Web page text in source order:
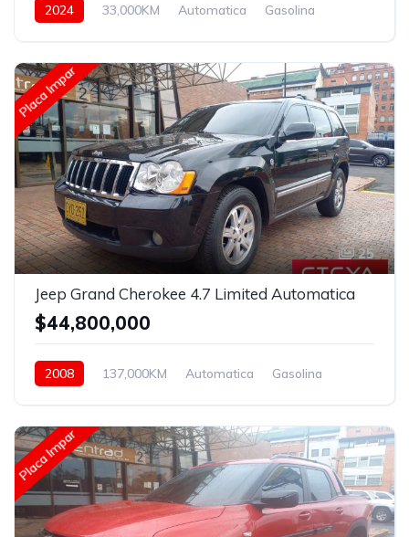
2024 33,000KM Automatica
Gasolina
Placa Impar
25
Jeep Grand Cherokee 4.7 Limited Automatica
$44,800,000
2008 137,000KM Automatica
Gasolina
Placa Impar